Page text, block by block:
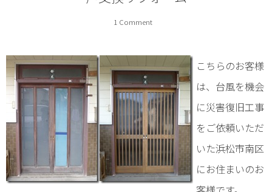
1 Comment
こちらのお客様
は、台風を機会
に災害復旧工事
をご依頼いただ
いた浜松市南区
にお住まいのお
内装
外装
洗面所
トイレ
営業エリア
特徴とメリット
工事の流れ